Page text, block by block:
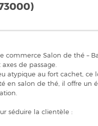
commerce Salon de thé –
de passage.
atypique au fort cachet, ce
en salon de thé, il offre un
séduire la clientèle :